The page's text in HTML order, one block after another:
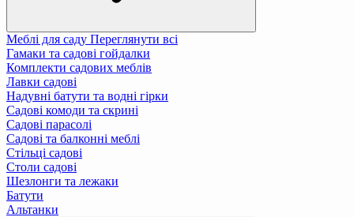
Меблі для саду Переглянути всі
Гамаки та садові гойдалки
Комплекти садових меблів
Лавки садові
Надувні батути та водні гірки
Садові комоди та скрині
Садові парасолі
Садові та балконні меблі
Стільці садові
Столи садові
Шезлонги та лежаки
Батути
Альтанки